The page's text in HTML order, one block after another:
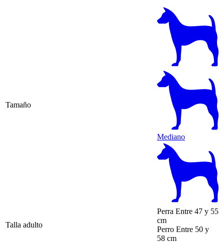
Tamaño
Mediano
Talla adulto
Perra Entre 47 y 55
cm
Perro Entre 50 y
58 cm